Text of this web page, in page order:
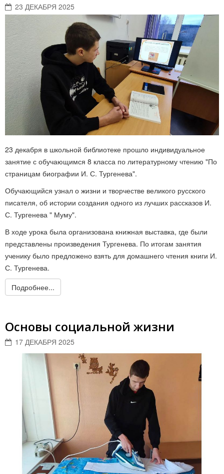
23 ДЕКАБРЯ 2025
23 декабря в школьной библиотеке прошло индивидуальное
занятие с обучающимся 8 класса по литературному чтению "По
страницам биографии И. С. Тургенева".
Обучающийся узнал о жизни и творчестве великого русского
писателя, об истории создания одного из лучших рассказов И.
С. Тургенева " Муму".
В ходе урока была организована книжная выставка, где были
представлены произведения Тургенева. По итогам занятия
ученику было предложено взять для домашнего чтения книги И.
С. Тургенева.
Подробнее...
Основы социальной жизни
17 ДЕКАБРЯ 2025